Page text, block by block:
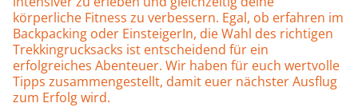
körperliche Fitness zu verbessern. Egal, ob erfahren im
Backpacking oder EinsteigerIn, die Wahl des richtigen
Trekkingrucksacks ist entscheidend für ein
erfolgreiches Abenteuer. Wir haben für euch wertvolle
Tipps zusammengestellt, damit euer nächster Ausflug
zum Erfolg wird.